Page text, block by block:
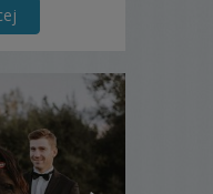
fotografię.
rozwinęł